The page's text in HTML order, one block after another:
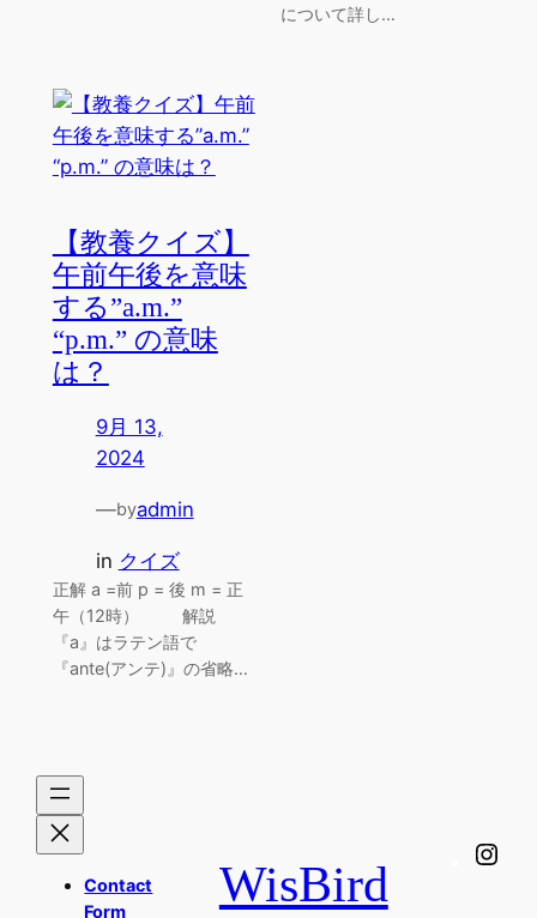
について詳し…
【教養クイズ】
午前午後を意味
する”a.m.”
“p.m.” の意味
は？
9月 13,
2024
—byadmin
in クイズ
正解 a =前 p = 後 m = 正
午（12時） 解説
『a』はラテン語で
『ante(アンテ)』の省略…
Contact
Form
WisBird